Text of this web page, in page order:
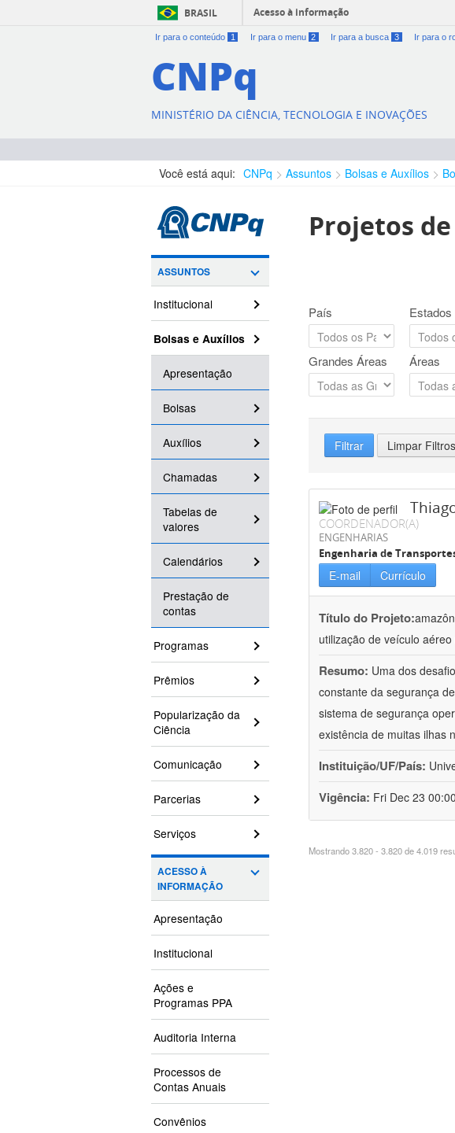
BRASIL Acesso à informação
Ir para o conteúdo 1 Ir para o menu 2 Ir para a busca 3 Ir para o
CNPq
MINISTÉRIO DA CIÊNCIA, TECNOLOGIA E INOVAÇÕES
Você está aqui: CNPq Assuntos Bolsas e Auxílios
ASSUNTOS
Institucional
Bolsas e Auxílios
Apresentação
Bolsas
Auxílios
Chamadas
Tabelas de
valores
Calendários
Prestação de
contas
Programas
Prêmios
Popularização da
Ciência
Comunicação
Parcerias
Serviços
ACESSO À
INFORMAÇÃO
Apresentação
Institucional
Ações e
Programas PPA
Auditoria Interna
Processos de
Contas Anuais
Convênios
Projetos
País Estados
Grandes Áreas Áreas
Filtrar Limpar Filtros
COORDENADOR(A)
ENGENHARIAS
Engenharia de
E-mail Currículo
Título do Projeto:
utilização de veículo
Resumo: Uma dos
constante da segurança
sistema de segurança
existência de muitas ilhas
Instituição/UF/País:
Vigência: Fri Dec 23
Mostrando 3.820 - 3.820 de 4.019